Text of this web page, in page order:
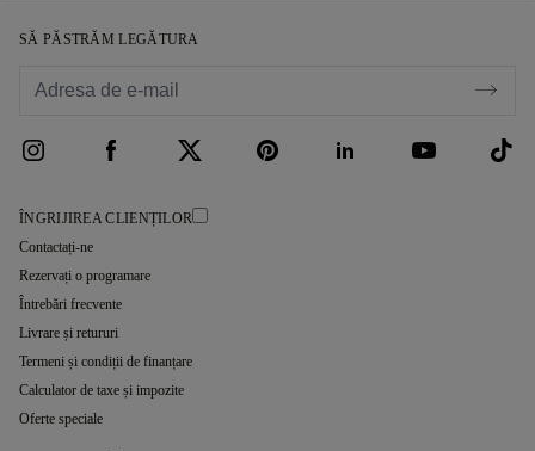
SĂ PĂSTRĂM LEGĂTURA
ÎNGRIJIREA CLIENȚILOR
Contactați-ne
Rezervați o programare
Întrebări frecvente
Livrare și retururi
Termeni și condiții de finanțare
Calculator de taxe și impozite
Oferte speciale